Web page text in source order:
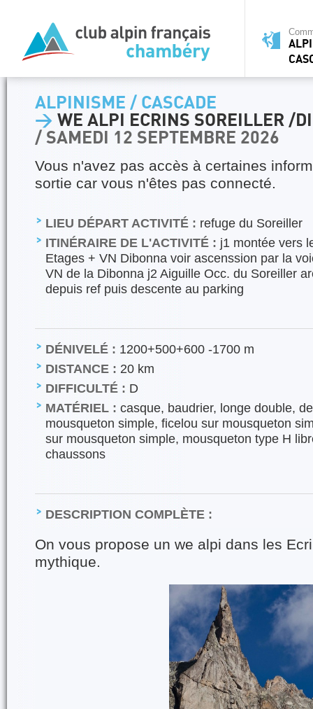
ALPINISME / CASCADE
> WE ALPI ECRINS SOREILLER /
/ SAMEDI 12 SEPTEMBRE 2026
Vous n'avez pas accès à certaines
sortie car vous n'êtes pas connecté.
LIEU DÉPART ACTIVITÉ : refuge du Soreiller
ITINÉRAIRE DE L'ACTIVITÉ : j1 montée vers
Etages + VN Dibonna voir ascenssion par la
VN de la Dibonna j2 Aiguille Occ. du Soreiller
depuis ref puis descente au parking
DÉNIVELÉ : 1200+500+600 -1700 m
DISTANCE : 20 km
DIFFICULTÉ : D
MATÉRIEL : casque, baudrier, longe double,
mousqueton simple, ficelou sur mousqueton
sur mousqueton simple, mousqueton type H
chaussons
DESCRIPTION COMPLÈTE :
On vous propose un we alpi dans les
mythique.